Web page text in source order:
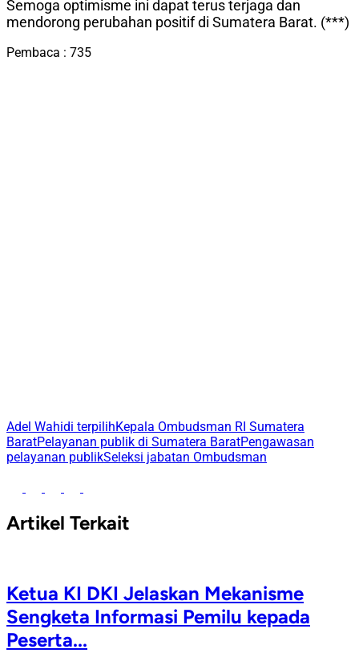
Semoga optimisme ini dapat terus terjaga dan
mendorong perubahan positif di Sumatera Barat. (***)
Pembaca : 735
Adel Wahidi terpilihKepala Ombudsman RI Sumatera
BaratPelayanan publik di Sumatera BaratPengawasan
pelayanan publikSeleksi jabatan Ombudsman
Artikel Terkait
Ketua KI DKI Jelaskan Mekanisme
Sengketa Informasi Pemilu kepada
Peserta...